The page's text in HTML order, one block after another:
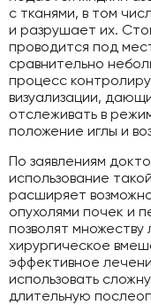
с тканями, в том
и разрушает их.
проводится под
сравнительно
процесс
визуализации,
отслеживать в
положение иглы и
По заявлениям
использование
расширяет
опухолями почек и
позволят
хирургическое
эффективное
использовать
длительную